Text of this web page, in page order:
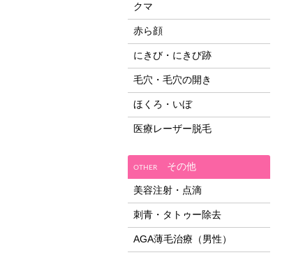
クマ
赤ら顔
にきび・にきび跡
毛穴・毛穴の開き
ほくろ・いぼ
医療レーザー脱毛
OTHER その他
美容注射・点滴
刺青・タトゥー除去
AGA薄毛治療（男性）